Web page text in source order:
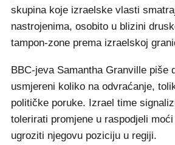
skupina koje izraelske vlasti
nastrojenima, osobito u blizini
tampon-zone prema izraelskoj
BBC-jeva Samantha Granville piše
usmjereni koliko na odvraćanje,
političke poruke. Izrael time
tolerirati promjene u raspodjeli
ugroziti njegovu poziciju u regiji.